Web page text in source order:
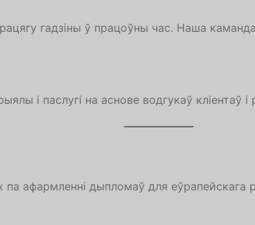
гадзіны ў працоўны час. Наша
і паслугі на аснове водгукаў кліентаў і
па афармленні дыпломаў для еўрапейскага